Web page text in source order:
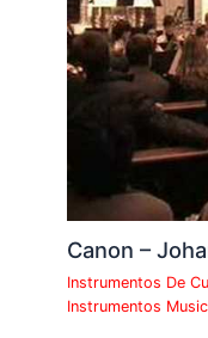
Canon –
Instrumentos De
Instrumentos